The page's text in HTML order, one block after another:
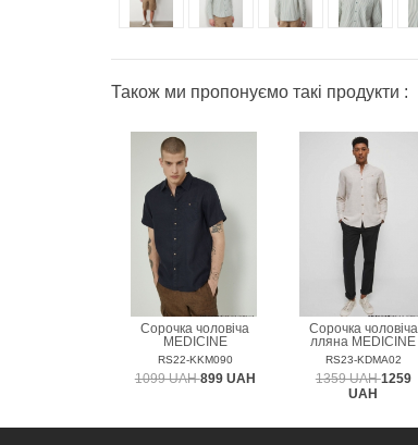
Також ми пропонуємо такі продукти :
Сорочка чоловіча
MEDICINE
RS22-KKM090
1099 UAH899 UAH
Сорочка чоловіча
лляна MEDICINE
RS23-KDMA02
1359 UAH1259
UAH